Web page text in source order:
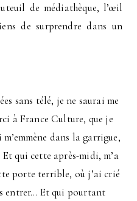
de médiathèque, l’œil
de surprendre dans un
sans télé, je ne saurai me
à France Culture, que je
dans la garrigue,
qui cette après-midi, m’a
porte terrible, où j’ai crié
entrer… Et qui pourtant